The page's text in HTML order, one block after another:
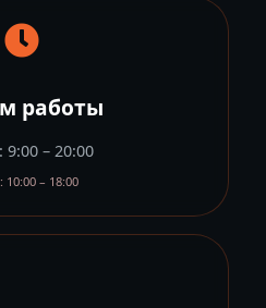
работы
9:00 – 20:00
10:00 – 18:00